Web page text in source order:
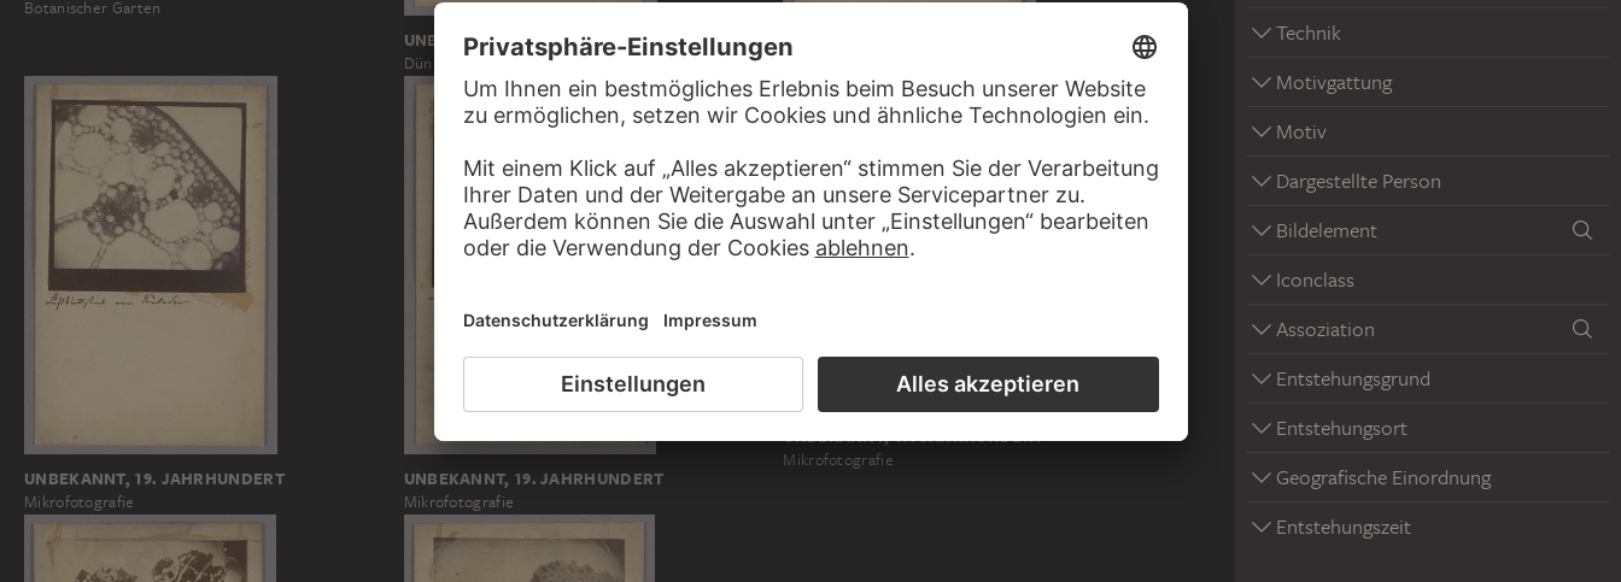
Technik
Motivgattung
Motiv
Dargestellte Person
Bildelement
Iconclass
Assoziation
Entstehungsgrund
Entstehungsort
Geografische Einordnung
Entstehungszeit
Botanischer Garten
UNBEKANNT, 19. JAHRHUNDERT
Dünnschnitte des Aerenchym eines Blattstiels…
UNBEKANNT, 19. JAHRHUNDERT
UNBEKANNT, 19. JAHRHUNDERT
Mikrofotografie
UNBEKANNT, 19. JAHRHUNDERT
Mikrofotografie
UNBEKANNT, 19. JAHRHUNDERT
Mikrofotografie